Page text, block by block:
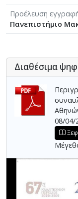
Προέλευση
Πανεπιστήμιο
Διαθέσιμα
08/04/